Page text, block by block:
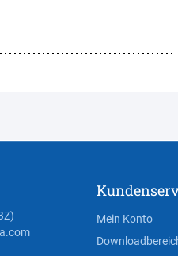
Mein Konto